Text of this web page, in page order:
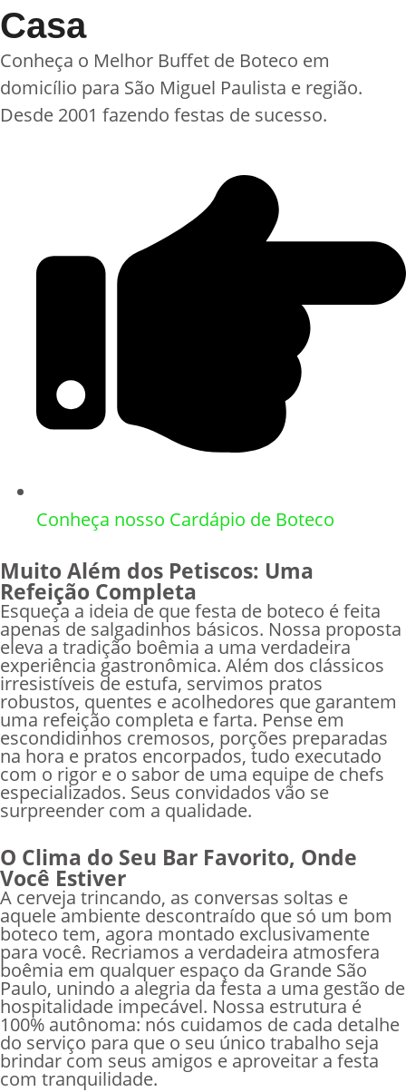
Casa
Conheça o Melhor Buffet de Boteco em
domicílio para São Miguel Paulista e região.
Desde 2001 fazendo festas de sucesso.
Conheça nosso Cardápio de Boteco
Muito Além dos Petiscos: Uma
Refeição Completa
Esqueça a ideia de que festa de boteco é feita
apenas de salgadinhos básicos. Nossa proposta
eleva a tradição boêmia a uma verdadeira
experiência gastronômica. Além dos clássicos
irresistíveis de estufa, servimos pratos
robustos, quentes e acolhedores que garantem
uma refeição completa e farta. Pense em
escondidinhos cremosos, porções preparadas
na hora e pratos encorpados, tudo executado
com o rigor e o sabor de uma equipe de chefs
especializados. Seus convidados vão se
surpreender com a qualidade.
O Clima do Seu Bar Favorito, Onde
Você Estiver
A cerveja trincando, as conversas soltas e
aquele ambiente descontraído que só um bom
boteco tem, agora montado exclusivamente
para você. Recriamos a verdadeira atmosfera
boêmia em qualquer espaço da Grande São
Paulo, unindo a alegria da festa a uma gestão de
hospitalidade impecável. Nossa estrutura é
100% autônoma: nós cuidamos de cada detalhe
do serviço para que o seu único trabalho seja
brindar com seus amigos e aproveitar a festa
com tranquilidade.